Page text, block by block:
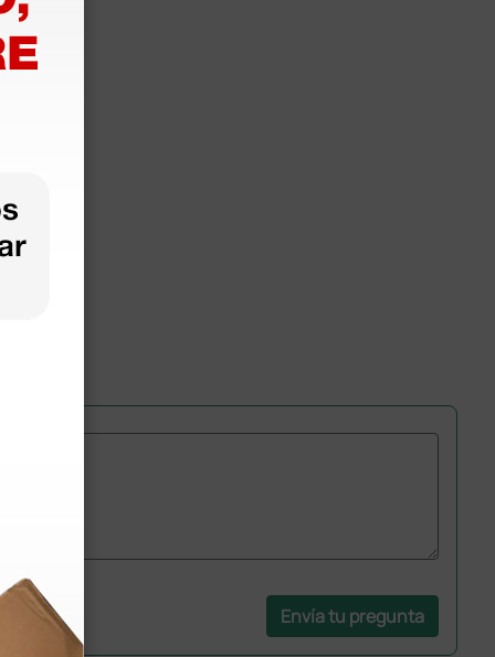
Envía tu pregunta